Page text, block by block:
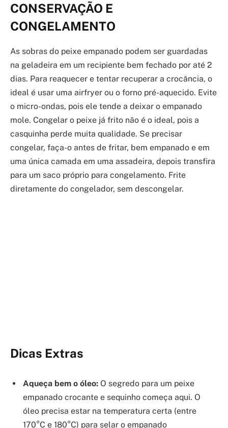
CONSERVAÇÃO E
CONGELAMENTO
As sobras do peixe empanado podem ser guardadas
na geladeira em um recipiente bem fechado por até 2
dias. Para reaquecer e tentar recuperar a crocância, o
ideal é usar uma airfryer ou o forno pré-aquecido. Evite
o micro-ondas, pois ele tende a deixar o empanado
mole. Congelar o peixe já frito não é o ideal, pois a
casquinha perde muita qualidade. Se precisar
congelar, faça-o antes de fritar, bem empanado e em
uma única camada em uma assadeira, depois transfira
para um saco próprio para congelamento. Frite
diretamente do congelador, sem descongelar.
Dicas Extras
Aqueça bem o óleo: O segredo para um peixe
empanado crocante e sequinho começa aqui. O
óleo precisa estar na temperatura certa (entre
170°C e 180°C) para selar o empanado